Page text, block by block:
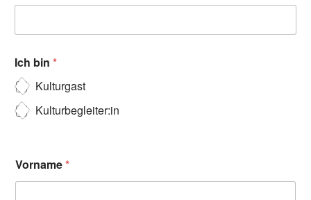
Ich bin *
Kulturgast
Kulturbegleiter:in
Vorname*